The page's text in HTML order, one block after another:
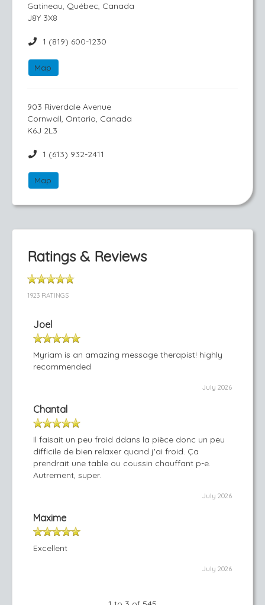
Gatineau, Québec, Canada
J8Y 3X8
1 (819) 600-1230
Map
903 Riverdale Avenue
Cornwall, Ontario, Canada
K6J 2L3
1 (613) 932-2411
Map
Ratings & Reviews
1923 RATINGS
Joel
Myriam is an amazing message therapist! highly
recommended
July 2026
Chantal
Il faisait un peu froid ddans la pièce donc un peu
difficile de bien relaxer quand j'ai froid. Ça
prendrait une table ou coussin chauffant p-e.
Autrement, super.
July 2026
Maxime
Excellent
July 2026